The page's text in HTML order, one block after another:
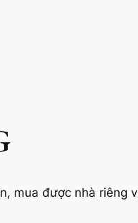
mua được nhà riêng